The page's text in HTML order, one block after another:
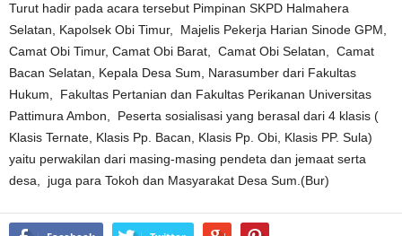
Turut hadir pada acara tersebut Pimpinan SKPD Halmahera
Selatan, Kapolsek Obi Timur, Majelis Pekerja Harian Sinode GPM,
Camat Obi Timur, Camat Obi Barat, Camat Obi Selatan, Camat
Bacan Selatan, Kepala Desa Sum, Narasumber dari Fakultas
Hukum, Fakultas Pertanian dan Fakultas Perikanan Universitas
Pattimura Ambon, Peserta sosialisasi yang berasal dari 4 klasis (
Klasis Ternate, Klasis Pp. Bacan, Klasis Pp. Obi, Klasis PP. Sula)
yaitu perwakilan dari masing-masing pendeta dan jemaat serta
desa, juga para Tokoh dan Masyarakat Desa Sum.(Bur)